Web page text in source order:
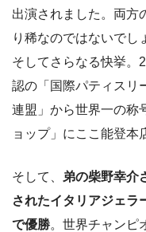
出演されました。両方
り稀なのではないでし
そしてさらなる快挙。
認の「国際パティスリ
連盟」から世界一の称
ョップ」にここ能登本
そして、
弟の柴野幸介
されたイタリアジェラ
で優勝。世界チャンピ